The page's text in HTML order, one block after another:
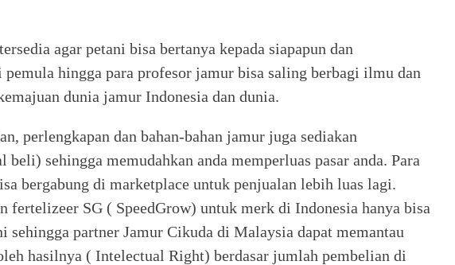
agar petani bisa bertanya kepada siapapun dan
hingga para profesor jamur bisa saling berbagi ilmu dan
dunia jamur Indonesia dan dunia.
perlengkapan dan bahan-bahan jamur juga sediakan
sehingga memudahkan anda memperluas pasar anda. Para
bergabung di marketplace untuk penjualan lebih luas lagi.
fertelizeer SG ( SpeedGrow) untuk merk di Indonesia hanya bisa
partner Jamur Cikuda di Malaysia dapat memantau
hasilnya ( Intelectual Right) berdasar jumlah pembelian di